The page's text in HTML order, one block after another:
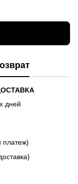
дней
платеж)